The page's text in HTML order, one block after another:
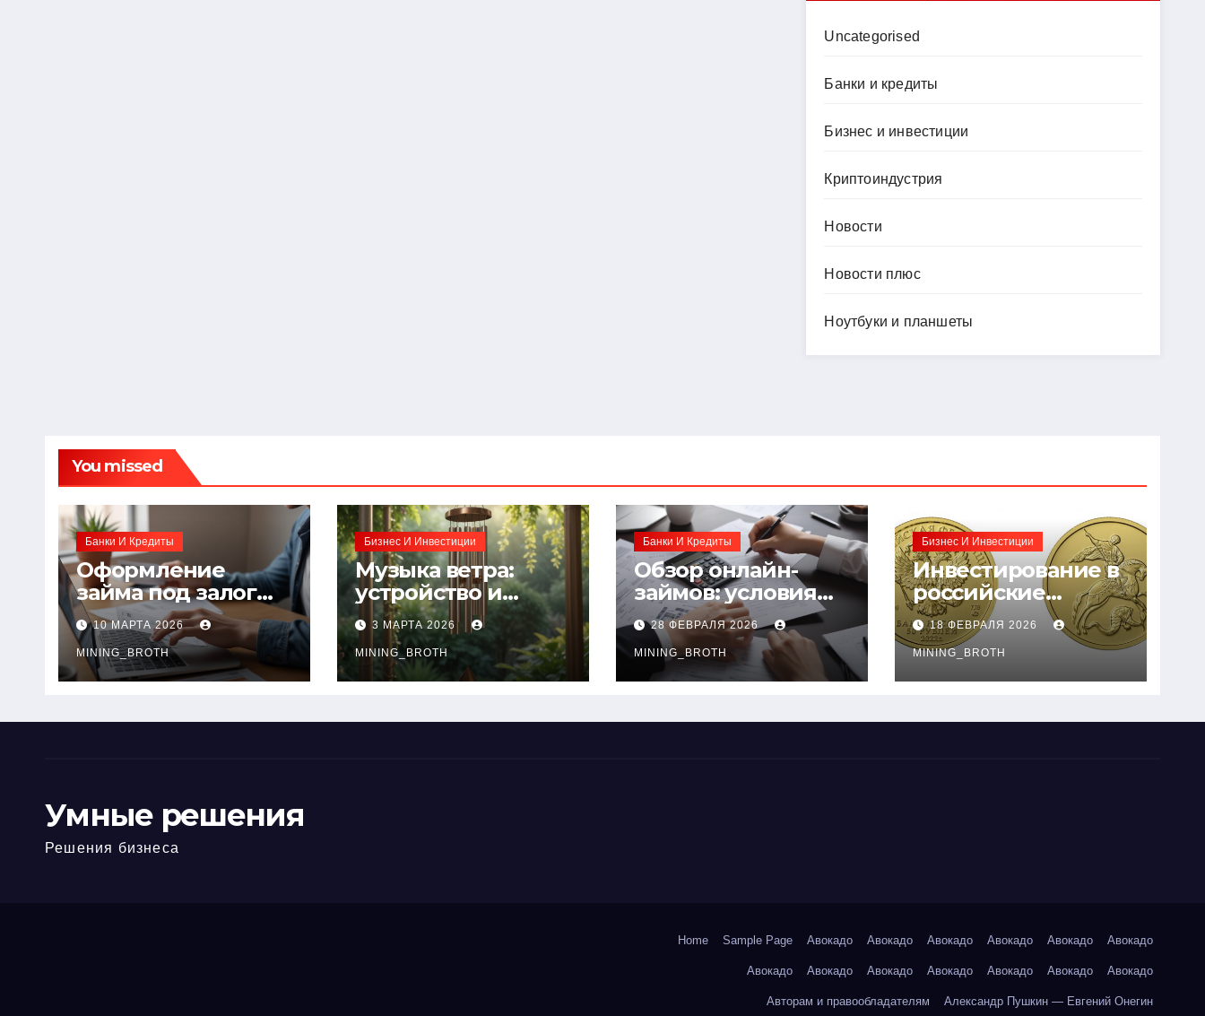
Uncategorised
Банки и кредиты
Бизнес и инвестиции
Криптоиндустрия
Новости
Новости плюс
Ноутбуки и планшеты
You missed
Банки И Кредиты
Оформление
займа под залог
ПТС онлайн на
карту без визита в
офис: порядок,
требования и
10 МАРТА 2026
MINING_BROTH
Бизнес И Инвестиции
Музыка ветра:
устройство и
принципы
звучания
колокольчиков
3 МАРТА 2026
MINING_BROTH
Банки И Кредиты
Обзор онлайн-
займов: условия
выдачи,
процентные
ставки и
требования к
28 ФЕВРАЛЯ 2026
MINING_BROTH
Бизнес И Инвестиции
Инвестирование в
российские
золотые монеты:
подробное
руководство
18 ФЕВРАЛЯ 2026
MINING_BROTH
Умные решения
Решения бизнеса
Home Sample Page Авокадо Авокадо Авокадо Авокадо Авокадо Авокадо
Авокадо Авокадо Авокадо Авокадо Авокадо Авокадо Авокадо
Авторам и правообладателям Александр Пушкин — Евгений Онегин